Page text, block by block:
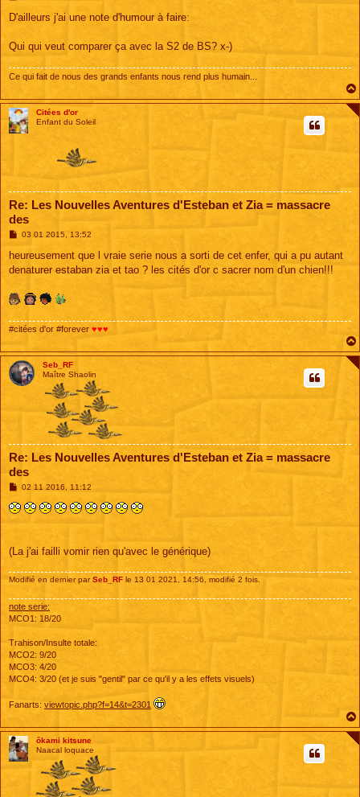
s
g
D'ailleurs j'ai une note d'humour à faire:
Qui qui veut comparer ça avec la S2 de BS? x-)
Ce qui fait de nous des grands enfants nous rend plus humain...
Citées d'or
Enfant du Soleil
Re: Les Nouvelles Aventures d'Esteban et Zia = massacre
des
M
s
a
03 01 2015, 13:52
heureusement que l vraie serie nous a sorti de cet enfer, qui a pu autant
denaturer estaban zia et tao ? les cités d'or c sacrer nom d'un chien!!!
#citées d'or #forever ♥♥♥
Seb_RF
Maître Shaolin
Re: Les Nouvelles Aventures d'Esteban et Zia = massacre
des
M
s
s
02 11 2016, 11:12
(La j'ai failli vomir rien qu'avec le générique)
Modifié en dernier par Seb_RF le 13 01 2021, 14:56, modifié 2 fois.
note serie:
MCO1: 18/20
Trahison/Insulte totale:
MCO2: 9/20
MCO3: 4/20
MCO4: 3/20 (et je suis "gentil" par ce qu'il y a les effets visuels)
Fanarts: viewtopic.php?f=14&t=2301
ôkami kitsune
Naacal loquace